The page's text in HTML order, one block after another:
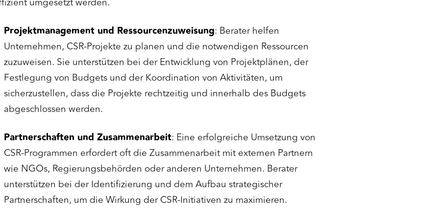
Projektmanagement und Ressourcenzuweisung: Berater helfen
Unternehmen, CSR-Projekte zu planen und die notwendigen Ressourcen
zuzuweisen. Sie unterstützen bei der Entwicklung von Projektplänen, der
Festlegung von Budgets und der Koordination von Aktivitäten, um
sicherzustellen, dass die Projekte rechtzeitig und innerhalb des Budgets
abgeschlossen werden.
Partnerschaften und Zusammenarbeit: Eine erfolgreiche Umsetzung von
CSR-Programmen erfordert oft die Zusammenarbeit mit externen Partnern
wie NGOs, Regierungsbehörden oder anderen Unternehmen. Berater
unterstützen bei der Identifizierung und dem Aufbau strategischer
Partnerschaften, um die Wirkung der CSR-Initiativen zu maximieren.